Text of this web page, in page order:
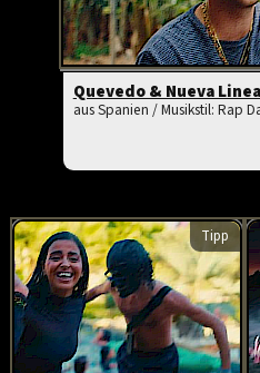
Quevedo & Nueva
aus Spanien / Musikstil: Rap
Tipp